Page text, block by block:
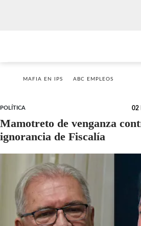
MAFIA EN IPS ABC EMPLEOS
POLÍTICA 02
Mamotreto de venganza
ignorancia de Fiscalía